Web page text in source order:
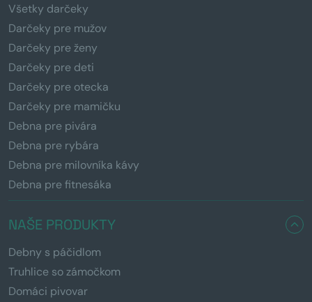
Všetky darčeky
Darčeky pre mužov
Darčeky pre ženy
Darčeky pre deti
Darčeky pre otecka
Darčeky pre mamičku
Debna pre pivára
Debna pre rybára
Debna pre milovníka kávy
Debna pre fitnesáka
NAŠE PRODUKTY
Debny s páčidlom
Truhlice so zámočkom
Domáci pivovar